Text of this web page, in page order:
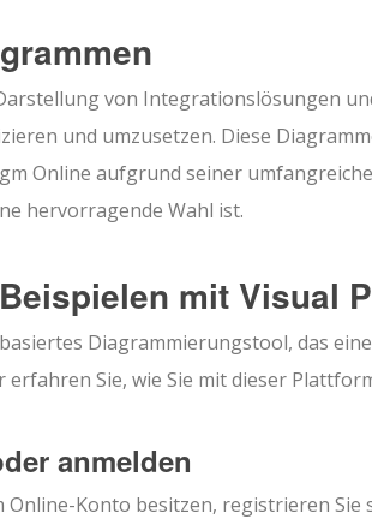
von Integrationslösungen
und umzusetzen. Diese
Online aufgrund seiner
hervorragende Wahl ist.
mit Visual
Diagrammierungstool, das
Sie, wie Sie mit dieser
anmelden
Online-Konto besitzen, registrieren Sie